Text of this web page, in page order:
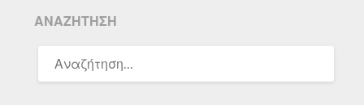
ΑΝΑΖΉΤΗΣΗ
ΓΙΑ: